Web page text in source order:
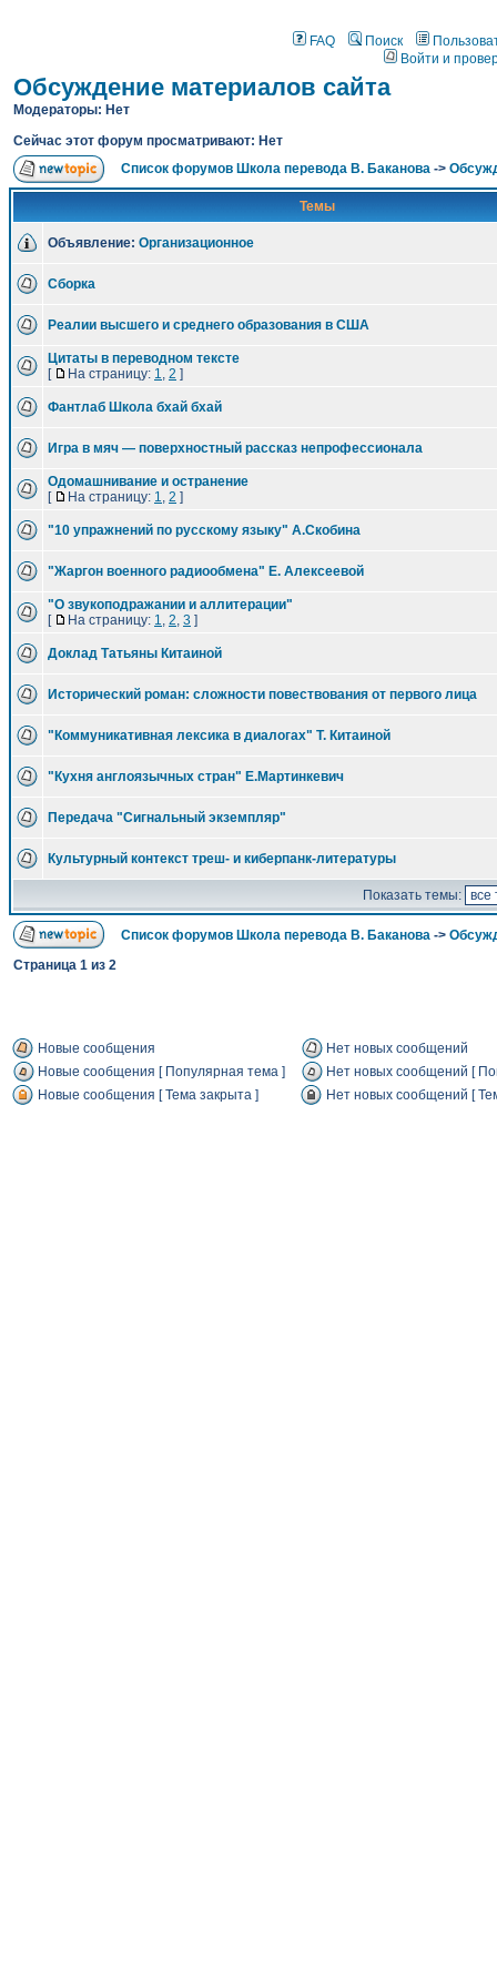
FAQ Поиск
Войти и
Обсуждение материалов сайта
Модераторы: Нет
Сейчас этот форум просматривают: Нет
Список форумов Школа перевода В. Баканова ->
Темы
Объявление: Организационное
Сборка
Реалии высшего и среднего образования в США
Цитаты в переводном тексте
[
На страницу: 1, 2 ]
Фантлаб Школа бхай бхай
Игра в мяч — поверхностный рассказ непрофессионала
Одомашнивание и остранение
[
На страницу: 1, 2 ]
"10 упражнений по русскому языку" А.Скобина
"Жаргон военного радиообмена" Е. Алексеевой
"О звукоподражании и аллитерации"
[
На страницу: 1, 2, 3 ]
Доклад Татьяны Китаиной
Исторический роман: сложности повествования от первого лица
"Коммуникативная лексика в диалогах" Т. Китаиной
"Кухня англоязычных стран" Е.Мартинкевич
Передача "Сигнальный экземпляр"
Культурный контекст треш- и киберпанк-литературы
Показать темы:
Список форумов Школа перевода В. Баканова ->
Страница 1 из 2
Новые сообщения
Нет новых сообщений
Новые сообщения [ Популярная тема ]
Нет новых сообщений [
Новые сообщения [ Тема закрыта ]
Нет новых сообщений [